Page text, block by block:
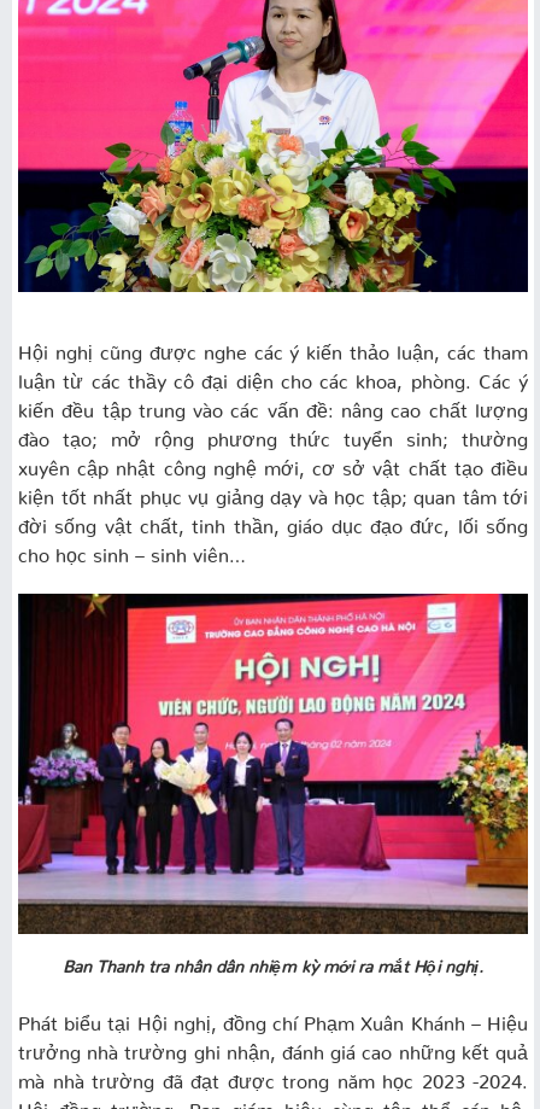
Hội nghị cũng được nghe các ý kiến thảo luận, các tham
luận từ các thầy cô đại diện cho các khoa, phòng. Các ý
kiến đều tập trung vào các vấn đề: nâng cao chất lượng
đào tạo; mở rộng phương thức tuyển sinh; thường
xuyên cập nhật công nghệ mới, cơ sở vật chất tạo điều
kiện tốt nhất phục vụ giảng dạy và học tập; quan tâm tới
đời sống vật chất, tinh thần, giáo dục đạo đức, lối sống
cho học sinh – sinh viên…
Ban Thanh tra nhân dân nhiệm kỳ mới ra mắt Hội nghị.
Phát biểu tại Hội nghị, đồng chí Phạm Xuân Khánh – Hiệu
trưởng nhà trường ghi nhận, đánh giá cao những kết quả
mà nhà trường đã đạt được trong năm học 2023 -2024.
Hội đồng trường, Ban giám hiệu cùng tập thể cán bộ,